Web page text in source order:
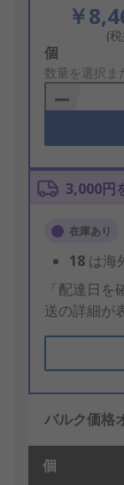
￥
(
Add
to
Basket
個
数量を選択ま
3,000円
在庫あり
18 は海
「配達日
送の詳細が
バルク価格
個